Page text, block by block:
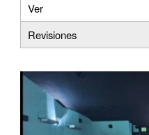
Primary
tabs
Ver(solapa
activa)
Revisiones